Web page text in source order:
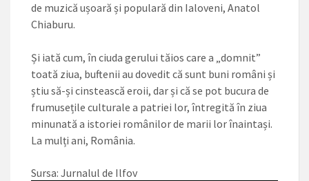
de muzică ușoară și populară din Ia­loveni, Anatol
Chiaburu.
Și iată cum, în ciuda gerului tăios care a „domnit”
toată ziua, buftenii au dovedit că sunt buni români și
știu să-și cinstească eroii, dar și că se pot bucura de
frumusețile culturale a patriei lor, întregită în ziua
minunată a istori­ei românilor de marii lor înaintași.
La mulți ani, România.
Sursa: Jurnalul de Ilfov